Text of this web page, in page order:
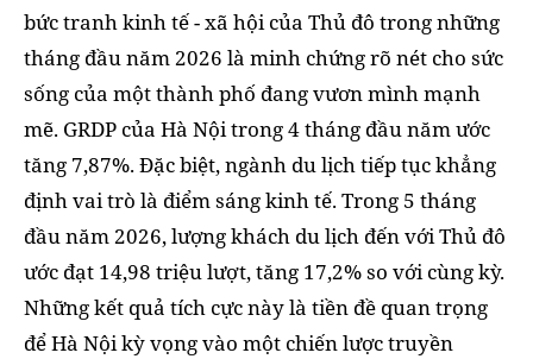
bức tranh kinh tế - xã hội của Thủ đô trong những
tháng đầu năm 2026 là minh chứng rõ nét cho sức
sống của một thành phố đang vươn mình mạnh
mẽ. GRDP của Hà Nội trong 4 tháng đầu năm ước
tăng 7,87%. Đặc biệt, ngành du lịch tiếp tục khẳng
định vai trò là điểm sáng kinh tế. Trong 5 tháng
đầu năm 2026, lượng khách du lịch đến với Thủ đô
ước đạt 14,98 triệu lượt, tăng 17,2% so với cùng kỳ.
Những kết quả tích cực này là tiền đề quan trọng
để Hà Nội kỳ vọng vào một chiến lược truyền